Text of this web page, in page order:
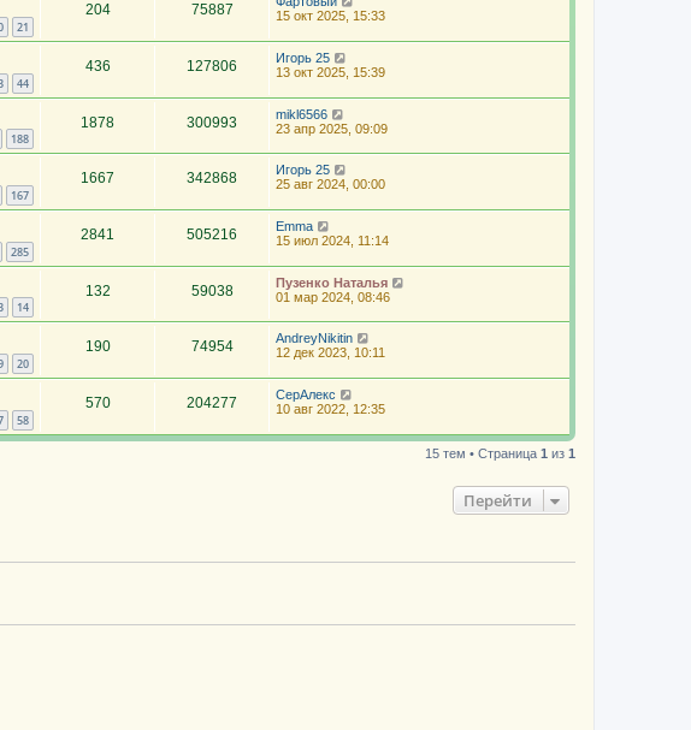
21
204 75887
15 окт 2025, 15:33
44
436 127806
Игорь 25
13 окт 2025, 15:39
188
1878 300993
mikl6566
23 апр 2025, 09:09
167
1667 342868
Игорь 25
25 авг 2024, 00:00
285
2841 505216
Emma
15 июл 2024, 11:14
14
132 59038
Пузенко Наталья
01 мар 2024, 08:46
20
190 74954
AndreyNikitin
12 дек 2023, 10:11
58
570 204277
СерАлекс
10 авг 2022, 12:35
15 тем • Страница 1 из 1
Перейти